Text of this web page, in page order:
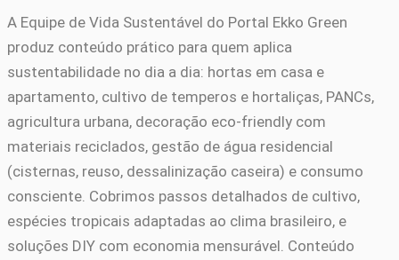
A Equipe de Vida Sustentável do Portal Ekko Green
produz conteúdo prático para quem aplica
sustentabilidade no dia a dia: hortas em casa e
apartamento, cultivo de temperos e hortaliças, PANCs,
agricultura urbana, decoração eco-friendly com
materiais reciclados, gestão de água residencial
(cisternas, reuso, dessalinização caseira) e consumo
consciente. Cobrimos passos detalhados de cultivo,
espécies tropicais adaptadas ao clima brasileiro, e
soluções DIY com economia mensurável. Conteúdo